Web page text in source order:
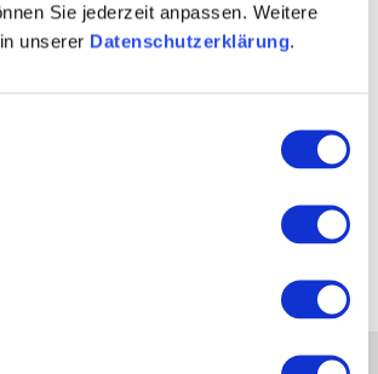
Sie jederzeit anpassen. Weitere
unserer Datenschutzerklärung.